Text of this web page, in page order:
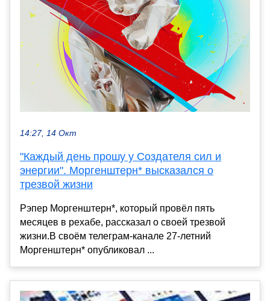
14:27, 14 Окт
"Каждый день прошу у Создателя сил и
энергии". Моргенштерн* высказался о
трезвой жизни
Рэпер Моргенштерн*, который провёл пять
месяцев в рехабе, рассказал о своей трезвой
жизни.В своём телеграм-канале 27-летний
Моргенштерн* опубликовал ...